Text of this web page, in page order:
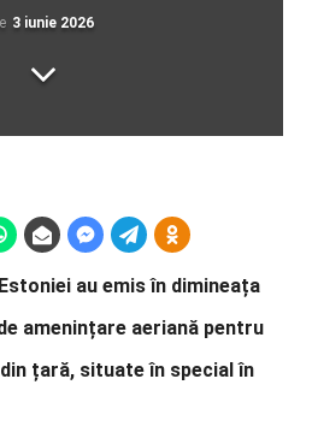
3 iunie 2026
au emis în dimineața
amenințare aeriană pentru
țară, situate în special în